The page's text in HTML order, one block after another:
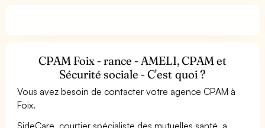
CPAM Foix - rance - AMELI, CPAM et
Sécurité sociale - C'est quoi ?
Vous avez besoin de contacter votre agence CPAM à
Foix.
SideCare, courtier spécialiste des mutuelles santé, a